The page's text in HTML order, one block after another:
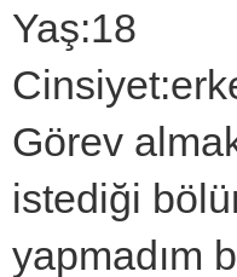
Yaş:18
Görev
istediği
yapmadım